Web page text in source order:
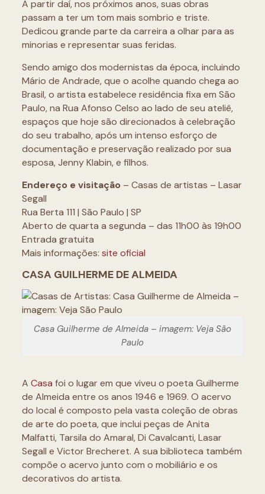
A partir daí, nos próximos anos, suas obras
passam a ter um tom mais sombrio e triste.
Dedicou grande parte da carreira a olhar para as
minorias e representar suas feridas.
Sendo amigo dos modernistas da época, incluindo
Mário de Andrade, que o acolhe quando chega ao
Brasil, o artista estabelece residência fixa em São
Paulo, na Rua Afonso Celso ao lado de seu ateliê,
espaços que hoje são direcionados à celebração
do seu trabalho, após um intenso esforço de
documentação e preservação realizado por sua
esposa, Jenny Klabin, e filhos.
Endereço e visitação – Casas de artistas – Lasar
Segall
Rua Berta 111 | São Paulo | SP
Aberto de quarta a segunda – das 11h00 às 19h00
Entrada gratuita
Mais informações: site oficial
CASA GUILHERME DE ALMEIDA
Casa Guilherme de Almeida – imagem: Veja São
Paulo
A Casa foi o lugar em que viveu o poeta Guilherme
de Almeida entre os anos 1946 e 1969. O acervo
do local é composto pela vasta coleção de obras
de arte do poeta, que inclui peças de Anita
Malfatti, Tarsila do Amaral, Di Cavalcanti, Lasar
Segall e Victor Brecheret. A sua biblioteca também
compõe o acervo junto com o mobiliário e os
decorativos do artista.